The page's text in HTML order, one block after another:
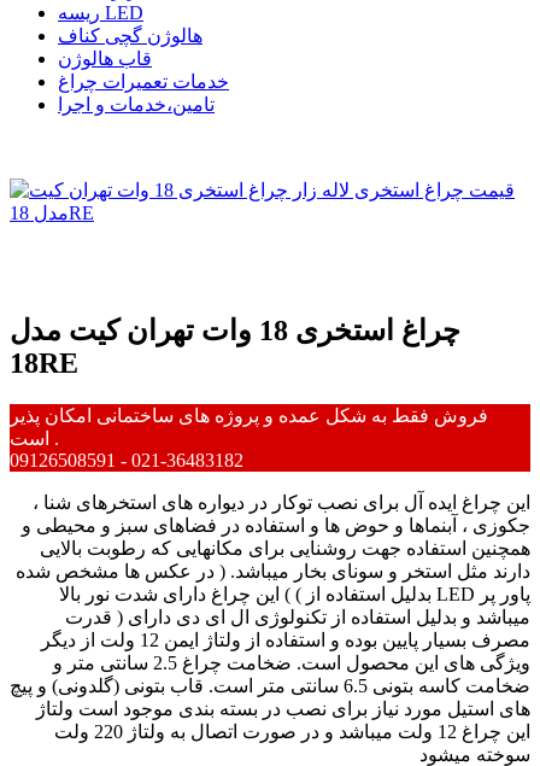
ریسه LED
هالوژن گچی کناف
قاب هالوژن
خدمات تعمیرات چراغ
تامین،خدمات و اجرا
چراغ استخری 18 وات تهران کیت مدل
18RE
فروش فقط به شکل عمده و پروژه های ساختمانی امکان پذیر
است .
09126508591 - 021-36483182
این چراغ ایده آل برای نصب توکار در دیواره های استخرهای شنا ،
جکوزی ، آبنماها و حوض ها و استفاده در فضاهای سبز و محیطی و
همچنین استفاده جهت روشنایی برای مکانهایی که رطوبت بالایی
دارند مثل استخر و سونای بخار میباشد. ( در عکس ها مشخص شده
) این چراغ دارای شدت نور بالا ( بدلیل استفاده از LED پاور پر
قدرت ) میباشد و بدلیل استفاده از تکنولوژی ال ای دی دارای
مصرف بسیار پایین بوده و استفاده از ولتاژ ایمن 12 ولت از دیگر
ویژگی های این محصول است. ضخامت چراغ 2.5 سانتی متر و
ضخامت کاسه بتونی 6.5 سانتی متر است. قاب بتونی (گلدونی) و پیچ
های استیل مورد نیاز برای نصب در بسته بندی موجود است ولتاژ
این چراغ 12 ولت میباشد و در صورت اتصال به ولتاژ 220 ولت
سوخته میشود